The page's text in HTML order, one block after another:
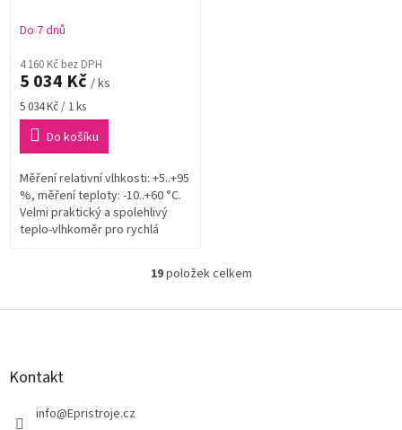
Do 7 dnů
4 160 Kč bez DPH
5 034 Kč / ks
Měrná
cena:
5 034 Kč / 1 ks
Do košíku
Měření relativní vlhkosti: +5..+95
%, měření teploty: -10..+60 °C.
Velmi praktický a spolehlivý
teplo-vlhkoměr pro rychlá
O
l
19položek celkem
Z
Kontakt
info@Epristroje.cz